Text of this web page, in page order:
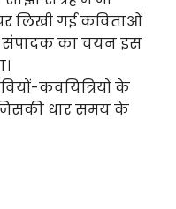
लिखी गई कविताओं
संपादक का चयन इस
कवयित्रियों के
धार समय के